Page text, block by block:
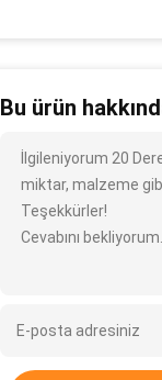
Bu ürün
İlgileniyorum 20
miktar, malzeme
Teşekkürler!
Cevabını bekliyorum.